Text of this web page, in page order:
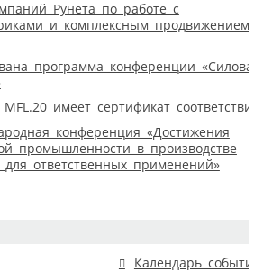
Рунета по работе с
и комплексным продвижением
программа конференции «Силовая
имеет сертификат соответствия
конференция «Достижения
промышленности в производстве
ответственных применений»
Календарь событий